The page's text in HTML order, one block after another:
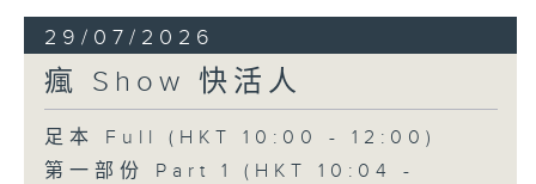
29/07/2026
瘋 Show 快活人
足本 Full (HKT 10:00 - 12:00)
第一部份 Part 1 (HKT 10:04 -